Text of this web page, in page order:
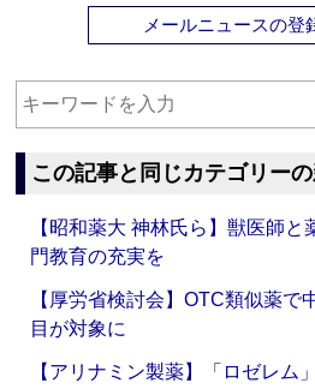
メールニュースの登
この記事と同じカテゴリー
【昭和薬大 神林氏ら】獣医師と
門教育の充実を
【厚労省検討会】OTC類似薬で
目が対象に
【アリナミン製薬】「ロゼレム